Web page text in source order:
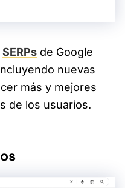
SERPs de Google
nuevas
más y mejores
de los usuarios.